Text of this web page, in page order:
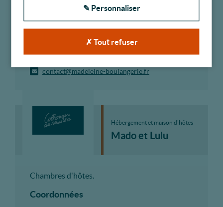
04 37 64 69 75
Aller sur le site
contact@madeleine-boulangerie.fr
Hébergement et maison d'hôtes
Mado et Lulu
Chambres d'hôtes.
Coordonnées
✎ Personnaliser
✗ Tout refuser